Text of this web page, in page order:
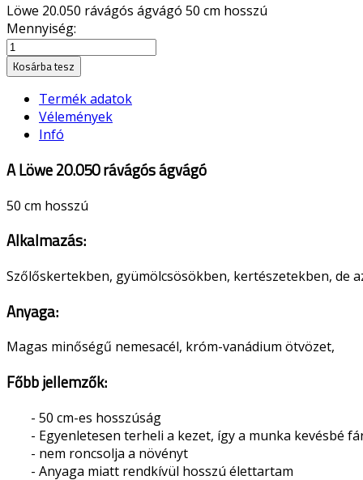
Löwe 20.050 rávágós ágvágó 50 cm hosszú
Mennyiség:
Kosárba tesz
Termék adatok
Vélemények
Infó
A Löwe 20.050 rávágós ágvágó
50 cm hosszú
Alkalmazás:
Szőlőskertekben, gyümölcsösökben, kertészetekben, de
Anyaga:
Magas minőségű nemesacél, króm-vanádium ötvözet,
Főbb jellemzők:
- 50 cm-es hosszúság
- Egyenletesen terheli a kezet, így a munka kevésbé
- nem roncsolja a növényt
- Anyaga miatt rendkívül hosszú élettartam